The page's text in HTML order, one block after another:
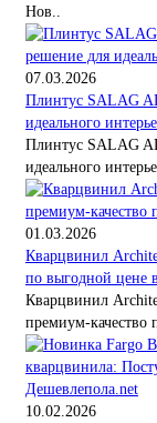
Нов..
07.03.2026
Плинтус SALAG
идеального
Плинтус SALAG
идеального
01.03.2026
Кварцвинил
по выгодной цене
Кварцвинил
премиум-качество
10.02.2026